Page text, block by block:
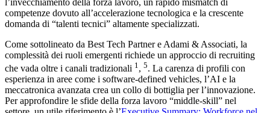
l’invecchiamento della forza lavoro, un rapido mismatch di
competenze dovuto all’accelerazione tecnologica e la crescente
domanda di “talenti tecnici” altamente specializzati.
Come sottolineato da Best Tech Partner e Adami & Associati, la
complessità dei ruoli emergenti richiede un approccio di recruiting
che vada oltre i canali tradizionali 1, 5. La carenza di profili con
esperienza in aree come i software-defined vehicles, l’AI e la
meccatronica avanzata crea un collo di bottiglia per l’innovazione.
Per approfondire le sfide della forza lavoro “middle-skill” nel